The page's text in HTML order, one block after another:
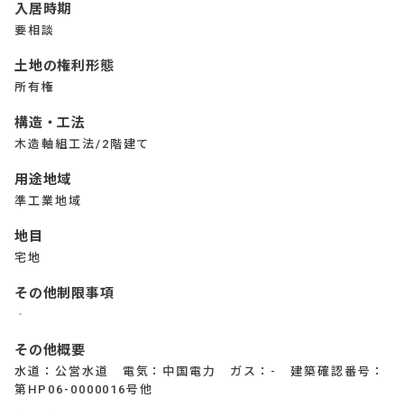
入居時期
要相談
土地の権利形態
所有権
構造・工法
木造軸組工法/2階建て
用途地域
準工業地域
地目
宅地
その他制限事項
‐
その他概要
水道：公営水道 電気：中国電力 ガス：- 建築確認番号：
第HP06-0000016号他